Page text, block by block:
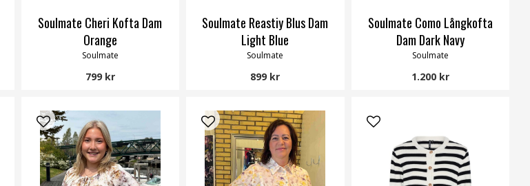
Soulmate Cheri Kofta Dam
Orange
Soulmate
799 kr
Soulmate Reastiy Blus Dam
Light Blue
Soulmate
899 kr
Soulmate Como Långkofta
Dam Dark Navy
Soulmate
1.200 kr